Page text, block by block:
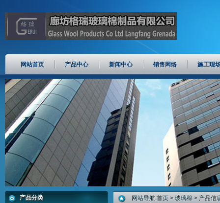
网站首页 产品中心 新闻中心 销售网络 施工现
产品分类 网站导航:首页 > 玻璃棉 > 产品信